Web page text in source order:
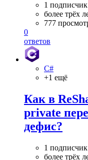
1 подписчик
более трёх
777
0
ответов
C#
+1 ещё
Как в
private
дефис?
1 подписчик
более трёх